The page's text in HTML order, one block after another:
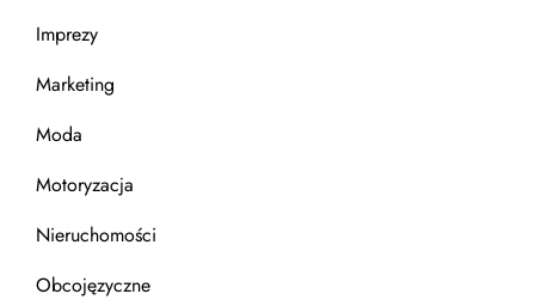
Imprezy
Marketing
Moda
Motoryzacja
Nieruchomości
Obcojęzyczne